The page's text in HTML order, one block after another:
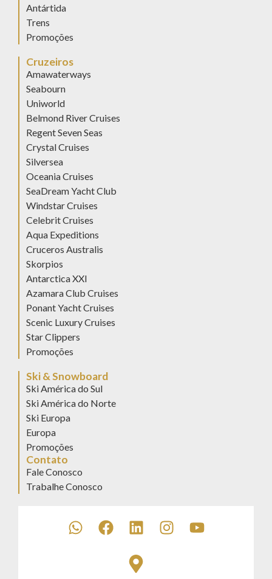
Antártida
Trens
Promoções
Cruzeiros
Amawaterways
Seabourn
Uniworld
Belmond River Cruises
Regent Seven Seas
Crystal Cruises
Silversea
Oceania Cruises
SeaDream Yacht Club
Windstar Cruises
Celebrit Cruises
Aqua Expeditions
Cruceros Australis
Skorpios
Antarctica XXI
Azamara Club Cruises
Ponant Yacht Cruises
Scenic Luxury Cruises
Star Clippers
Promoções
Ski & Snowboard
Ski América do Sul
Ski América do Norte
Ski Europa
Europa
Promoções
Contato
Fale Conosco
Trabalhe Conosco